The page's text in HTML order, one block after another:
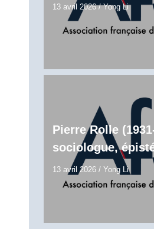
13 avril 2026/Yong Li
Pierre Rolle
sociologue,
13 avril 2026 / Yong Li